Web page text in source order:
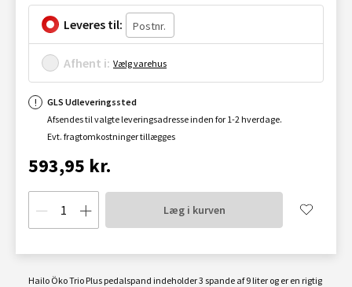
Leveres til:
Afhent i: Vælg varehus
GLS Udleveringssted
Afsendes til valgte leveringsadresse inden for 1-2 hverdage.
Evt. fragtomkostninger tillægges
593,95 kr.
Læg i kurven
Hailo Öko Trio Plus pedalspand indeholder 3 spande af 9 liter og er en rigtig